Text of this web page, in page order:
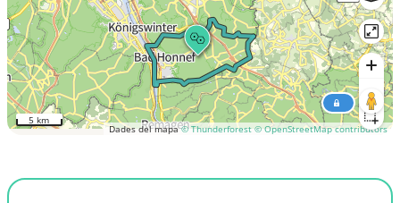
Dades del mapa© Thunderforest © OpenStreetMap contributors
5 km